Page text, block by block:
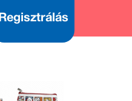
Regisztrálás